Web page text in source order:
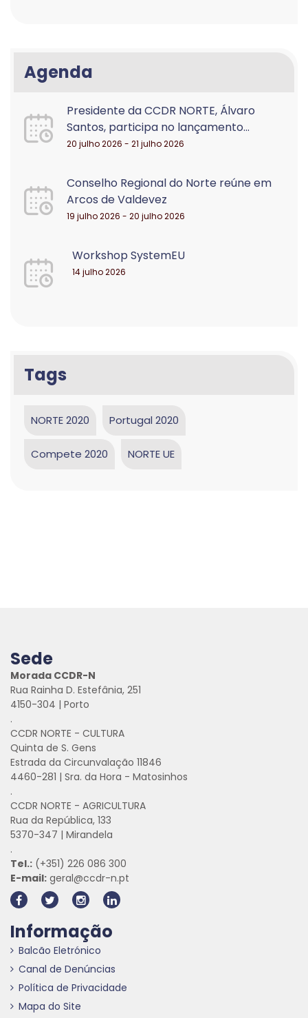
Agenda
Presidente da CCDR NORTE, Álvaro
Santos, participa no lançamento...
20 julho 2026 - 21 julho 2026
Conselho Regional do Norte reúne em
Arcos de Valdevez
19 julho 2026 - 20 julho 2026
Workshop SystemEU
14 julho 2026
Tags
NORTE 2020 Portugal 2020
Compete 2020 NORTE UE
Sede
Morada CCDR-N
Rua Rainha D. Estefânia, 251
4150-304 | Porto
.
CCDR NORTE - CULTURA
Quinta de S. Gens
Estrada da Circunvalação 11846
4460-281 | Sra. da Hora - Matosinhos
.
CCDR NORTE - AGRICULTURA
Rua da República, 133
5370-347 | Mirandela
.
Tel.: (+351) 226 086 300
E-mail: geral@ccdr-n.pt
Informação
Balcão Eletrónico
Canal de Denúncias
Política de Privacidade
Mapa do Site